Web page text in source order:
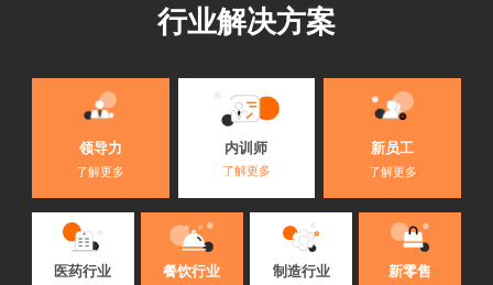
行业解决方案
领导力
了解更多
内训师
了解更多
新员工
了解更多
医药行业 餐饮行业 制造行业 新零售